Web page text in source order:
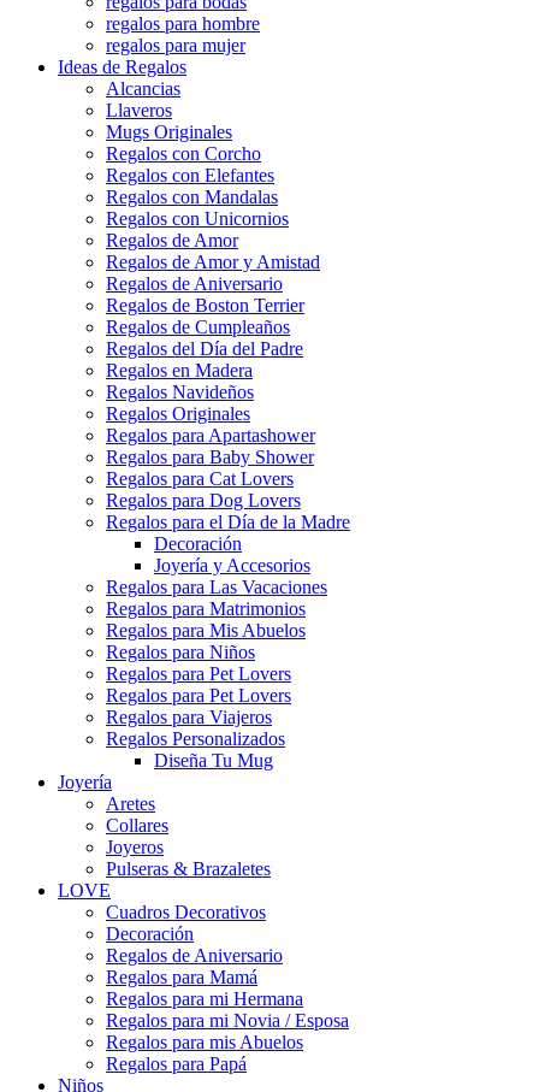
regalos para hombre
regalos para mujer
Ideas de Regalos
Alcancias
Llaveros
Mugs Originales
Regalos con Corcho
Regalos con Elefantes
Regalos con Mandalas
Regalos con Unicornios
Regalos de Amor
Regalos de Amor y Amistad
Regalos de Aniversario
Regalos de Boston Terrier
Regalos de Cumpleaños
Regalos del Día del Padre
Regalos en Madera
Regalos Navideños
Regalos Originales
Regalos para Apartashower
Regalos para Baby Shower
Regalos para Cat Lovers
Regalos para Dog Lovers
Regalos para el Día de la Madre
Decoración
Joyería y Accesorios
Regalos para Las Vacaciones
Regalos para Matrimonios
Regalos para Mis Abuelos
Regalos para Niños
Regalos para Pet Lovers
Regalos para Pet Lovers
Regalos para Viajeros
Regalos Personalizados
Diseña Tu Mug
Joyería
Aretes
Collares
Joyeros
Pulseras & Brazaletes
LOVE
Cuadros Decorativos
Decoración
Regalos de Aniversario
Regalos para Mamá
Regalos para mi Hermana
Regalos para mi Novia / Esposa
Regalos para mis Abuelos
Regalos para Papá
Niños